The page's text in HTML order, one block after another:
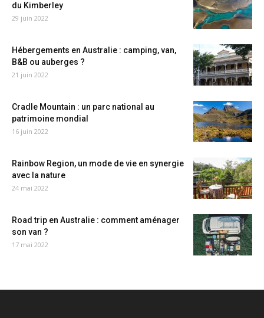
du Kimberley
29 juin 2022
Hébergements en Australie : camping, van,
B&B ou auberges ?
21 juin 2022
Cradle Mountain : un parc national au
patrimoine mondial
16 juin 2022
Rainbow Region, un mode de vie en synergie
avec la nature
24 mai 2022
Road trip en Australie : comment aménager
son van ?
17 mai 2022